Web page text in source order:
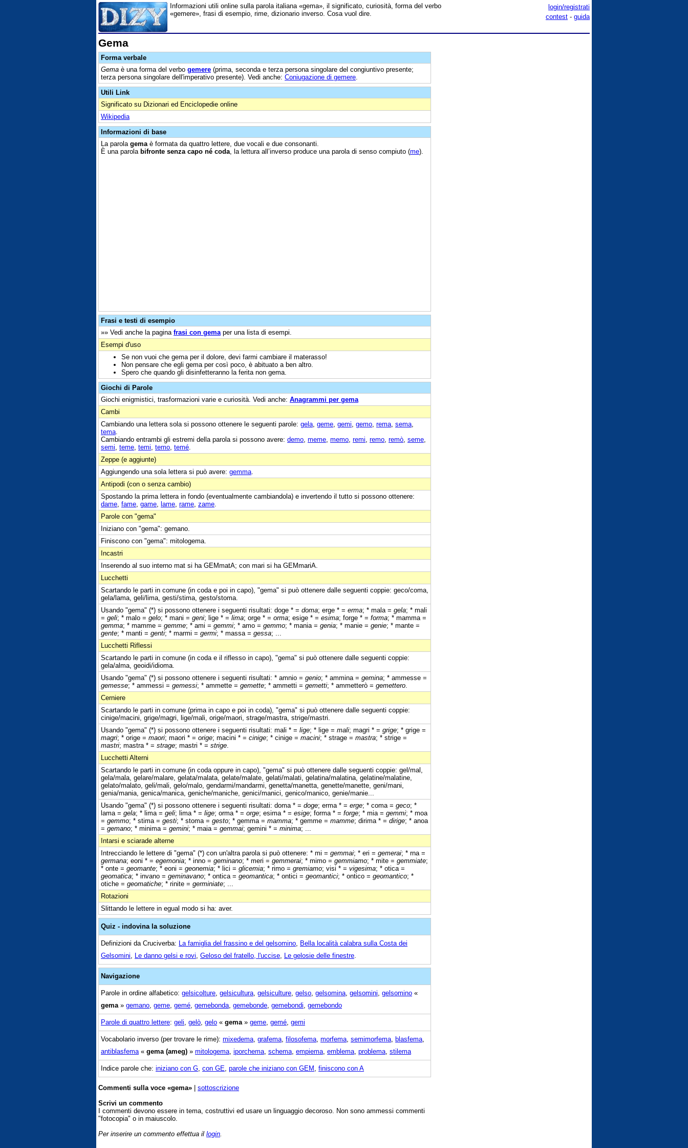
login/registrati
contest - guida
Informazioni utili online sulla parola italiana «gema», il significato, curiosità, forma del verbo
«gemere», frasi di esempio, rime, dizionario inverso. Cosa vuol dire.
Gema
Forma verbale
Gema è una forma del verbo gemere (prima, seconda e terza persona singolare del congiuntivo presente;
terza persona singolare dell'imperativo presente). Vedi anche: Coniugazione di gemere
Utili Link
Significato su Dizionari ed Enciclopedie online
Wikipedia
Informazioni di base
La parola gema è formata da quattro lettere, due vocali e due consonanti.
È una parola bifronte senza capo né coda , la lettura all’inverso produce una parola di senso compiuto (me).
Frasi e testi di esempio
»» Vedi anche la pagina frasi con gema per una lista di esempi.
Esempi d'uso
Se non vuoi che gema per il dolore, devi farmi cambiare il materasso!
Non pensare che egli gema per così poco, è abituato a ben altro.
Spero che quando gli disinfetteranno la ferita non gema.
Giochi di Parole
Giochi enigmistici, trasformazioni varie e curiosità. Vedi anche: Anagrammi per gema
Cambi
Cambiando una lettera sola si possono ottenere le seguenti parole: gela geme gemi gemo rema sema
tema
Cambiando entrambi gli estremi della parola si possono avere: demo meme memo remi remo remò seme
semi teme temi temo temé
Zeppe (e aggiunte)
Aggiungendo una sola lettera si può avere: gemma
Antipodi (con o senza cambio)
Spostando la prima lettera in fondo (eventualmente cambiandola) e invertendo il tutto si possono ottenere:
dame fame game lame rame zame
Parole con "gema"
Iniziano con "gema": gemano.
Finiscono con "gema": mitologema.
Incastri
Inserendo al suo interno mat si ha GEMmatA; con mari si ha GEMmariA.
Lucchetti
Scartando le parti in comune (in coda e poi in capo), "gema" si può ottenere dalle seguenti coppie: geco/coma,
gela/lama, geli/lima, gesti/stima, gesto/stoma.
Usando "gema" (*) si possono ottenere i seguenti risultati: doge * = doma; erge * = erma; * mala = gela; * mali
= geli; * malo = gelo; * mani = geni; lige * = lima; orge * = orma; esige * = esima; forge * = forma; * mamma =
gemma; * mamme = gemme; * ami = gemmi; * amo = gemmo; * mania = genia; * manie = genie; * mante =
gente; * manti = genti; * marmi = germi; * massa = gessa; ...
Lucchetti Riflessi
Scartando le parti in comune (in coda e il riflesso in capo), "gema" si può ottenere dalle seguenti coppie:
gela/alma, geoidi/idioma.
Usando "gema" (*) si possono ottenere i seguenti risultati: * amnio = genio; * ammina = gemina; * ammesse =
gemesse; * ammessi = gemessi; * ammette = gemette; * ammetti = gemetti; * ammetterò = gemettero
Cerniere
Scartando le parti in comune (prima in capo e poi in coda), "gema" si può ottenere dalle seguenti coppie:
cinige/macini, grige/magri, lige/mali, orige/maori, strage/mastra, strige/mastri.
Usando "gema" (*) si possono ottenere i seguenti risultati: mali * = lige; * lige = mali; magri * = grige; * grige =
magri; * orige = maori; maori * = orige; macini * = cinige; * cinige = macini; * strage = mastra; * strige =
mastri; mastra * = strage; mastri * = strige
Lucchetti Alterni
Scartando le parti in comune (in coda oppure in capo), "gema" si può ottenere dalle seguenti coppie: gel/mal,
gela/mala, gelare/malare, gelata/malata, gelate/malate, gelati/malati, gelatina/malatina, gelatine/malatine,
gelato/malato, geli/mali, gelo/malo, gendarmi/mandarmi, genetta/manetta, genette/manette, geni/mani,
genia/mania, genica/manica, geniche/maniche, genici/manici, genico/manico, genie/manie...
Usando "gema" (*) si possono ottenere i seguenti risultati: doma * = doge; erma * = erge; * coma = geco; *
lama = gela; * lima = geli; lima * = lige; orma * = orge; esima * = esige; forma * = forge; * mia = gemmi; * moa
= gemmo; * stima = gesti; * stoma = gesto; * gemma = mamma; * gemme = mamme; dirima * = dirige; * anoa
= gemano; * minima = gemini; * maia = gemmai; gemini * = minima; ...
Intarsi e sciarade alterne
Intrecciando le lettere di "gema" (*) con un'altra parola si può ottenere: * mi = gemmai; * eri = gemerai; * rna =
germana; eoni * = egemonia; * inno = geminano; * meri = gemmerai; * mimo = gemmiamo; * mite = gemmiate;
* onte = geomante; * eoni = geonemia; * lici = glicemia; * rimo = gremiamo; visi * = vigesima; * otica =
geomatica; * invano = geminavano; * ontica = geomantica; * ontici = geomantici; * ontico = geomantico; *
otiche = geomatiche; * rinite = germiniate; ...
Rotazioni
Slittando le lettere in egual modo si ha: aver.
Quiz - indovina la soluzione
Definizioni da Cruciverba: La famiglia del frassino e del gelsomino Bella località calabra sulla Costa dei
Gelsomini
Le danno gelsi e rovi Geloso del fratello, l'uccise Le gelosie delle finestre
Navigazione
Parole in ordine alfabetico: gelsicolture gelsicultura gelsiculture gelso gelsomina gelsomini gelsomino «
gema » gemano geme gemé gemebonda gemebonde gemebondi gemebondo
Parole di quattro lettere: geli gelò gelo « gema » geme gemé gemi
Vocabolario inverso (per trovare le rime): mixedema grafema filosofema morfema semimorfema blasfema
antiblasfema « gema (ameg) » mitologema iporchema schema empiema emblema problema stilema
Indice parole che: iniziano con G con GE parole che iniziano con GEM finiscono con A
Commenti sulla voce «gema» | sottoscrizione
Scrivi un commento
I commenti devono essere in tema, costruttivi ed usare un linguaggio decoroso. Non sono ammessi commenti
"fotocopia" o in maiuscolo.
Per inserire un commento effettua il login